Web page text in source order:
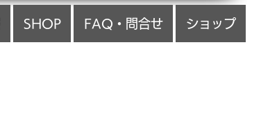
SHOP FAQ・問合せ ショップ